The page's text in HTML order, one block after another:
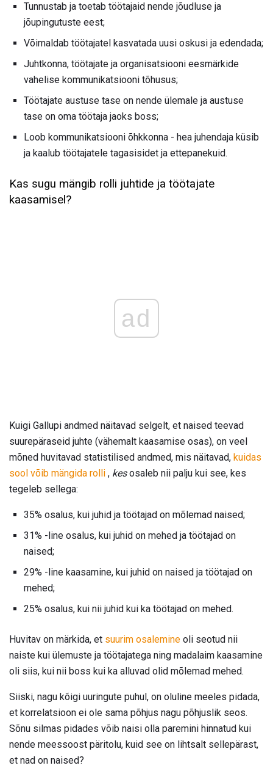
Tunnustab ja toetab töötajaid nende jõudluse ja
jõupingutuste eest;
Võimaldab töötajatel kasvatada uusi oskusi ja edendada;
Juhtkonna, töötajate ja organisatsiooni eesmärkide
vahelise kommunikatsiooni tõhusus;
Töötajate austuse tase on nende ülemale ja austuse
tase on oma töötaja jaoks boss;
Loob kommunikatsiooni õhkkonna - hea juhendaja küsib
ja kaalub töötajatele tagasisidet ja ettepanekuid.
Kas sugu mängib rolli juhtide ja töötajate
kaasamisel?
ad
Kuigi Gallupi andmed näitavad selgelt, et naised teevad
suurepäraseid juhte (vähemalt kaasamise osas), on veel
mõned huvitavad statistilised andmed, mis näitavad, kuidas
sool võib mängida rolli , kesosaleb nii palju kui see, kes
tegeleb sellega:
35% osalus, kui juhid ja töötajad on mõlemad naised;
31% -line osalus, kui juhid on mehed ja töötajad on
naised;
29% -line kaasamine, kui juhid on naised ja töötajad on
mehed;
25% osalus, kui nii juhid kui ka töötajad on mehed.
Huvitav on märkida, et suurim osalemine oli seotud nii
naiste kui ülemuste ja töötajatega ning madalaim kaasamine
oli siis, kui nii boss kui ka alluvad olid mõlemad mehed.
Siiski, nagu kõigi uuringute puhul, on oluline meeles pidada,
et korrelatsioon ei ole sama põhjus nagu põhjuslik seos.
Sõnu silmas pidades võib naisi olla paremini hinnatud kui
nende meessoost päritolu, kuid see on lihtsalt sellepärast,
et nad on naised?